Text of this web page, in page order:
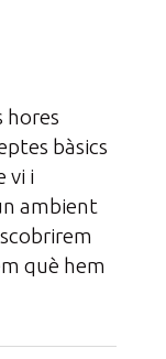
hores
bàsics
vi i
ambient
què hem